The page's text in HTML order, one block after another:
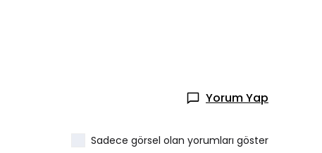
Yorum Yap
Sadece görsel olan yorumları göster